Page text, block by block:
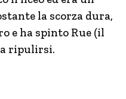
la scorza dura,
e ha spinto Rue (il
a ripulirsi.